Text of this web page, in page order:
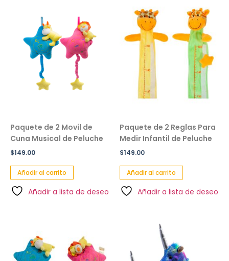
Paquete de 2 Movil de
Cuna Musical de Peluche
$149.00
Añadir al carrito
Añadir a lista de deseo
Paquete de 2 Reglas Para
Medir Infantil de Peluche
$149.00
Añadir al carrito
Añadir a lista de deseo